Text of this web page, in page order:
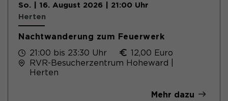
So. | 16. August 2026 | 21:00 Uhr
Herten
Nachtwanderung zum Feuerwerk
21:00 bis 23:30 Uhr
12,00 Euro
RVR-Besucherzentrum Hoheward |
Herten
Mehr dazu